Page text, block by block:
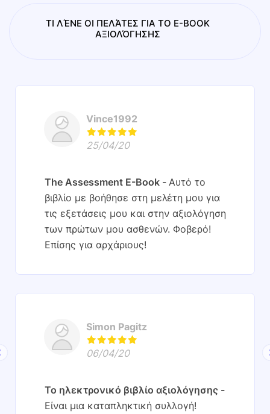
ΤΙ ΛΈΝΕ ΟΙ ΠΕΛΆΤΕΣ ΓΙΑ ΤΟ E-BOOK
ΑΞΙΟΛΌΓΗΣΗΣ
Vince1992
25/04/20
The Assessment E-Book
Αυτό το
βιβλίο με βοήθησε στη μελέτη μου για
τις εξετάσεις μου και στην αξιολόγηση
των πρώτων μου ασθενών. Φοβερό!
Επίσης για αρχάριους!
Simon Pagitz
06/04/20
Το ηλεκτρονικό βιβλίο αξιολόγησης
Είναι μια καταπληκτική συλλογή!